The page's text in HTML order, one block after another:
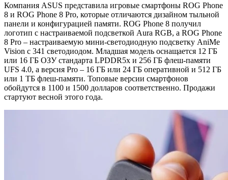
Компания ASUS представила игровые смартфоны ROG Phone
8 и ROG Phone 8 Pro, которые отличаются дизайном тыльной
панели и конфигурацией памяти. ROG Phone 8 получил
логотип с настраиваемой подсветкой Aura RGB, а ROG Phone
8 Pro – настраиваемую мини-светодиодную подсветку AniMe
Vision с 341 светодиодом. Младшая модель оснащается 12 ГБ
или 16 ГБ ОЗУ стандарта LPDDR5x и 256 ГБ флеш-памяти
UFS 4.0, а версия Pro – 16 ГБ или 24 ГБ оперативной и 512 ГБ
или 1 ТБ флеш-памяти. Топовые версии смартфонов
обойдутся в 1100 и 1500 долларов соответственно. Продажи
стартуют весной этого года.